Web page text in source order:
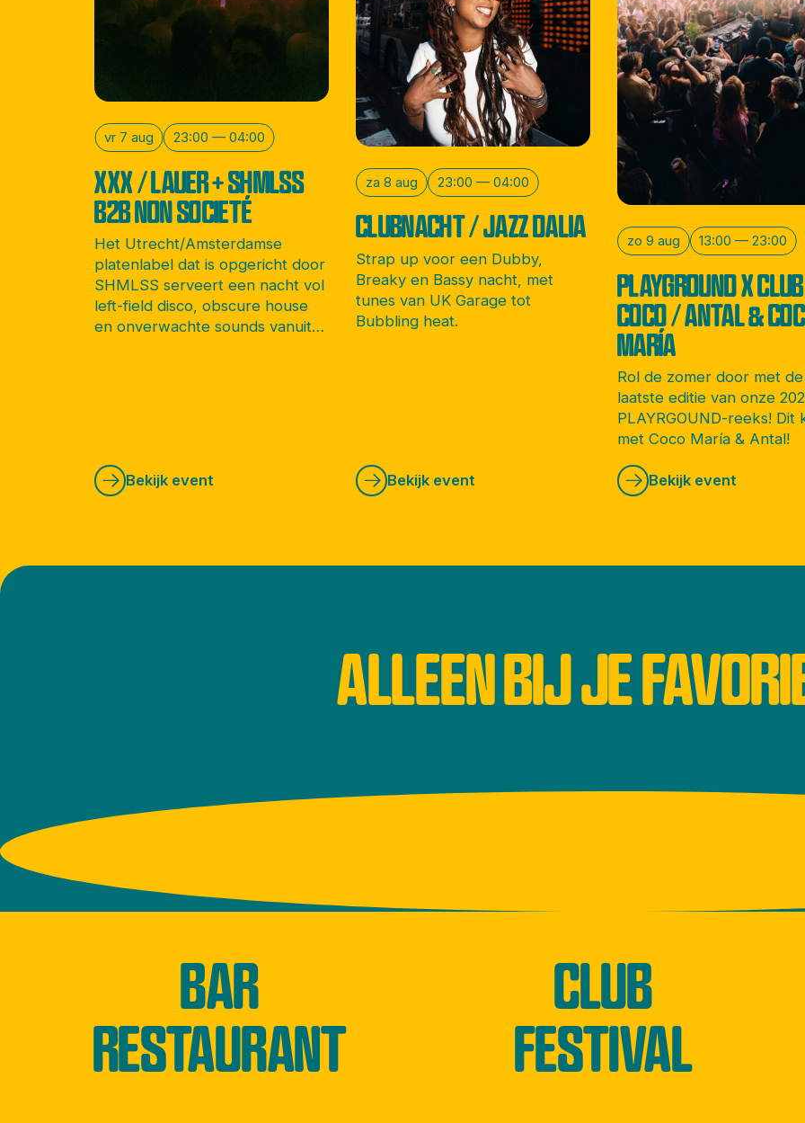
vr 7 aug 23:00 — 04:00
XXX / LAUER + SHMLSS
B2B NON SOCIETÉ
Het Utrecht/Amsterdamse
platenlabel dat is opgericht door
SHMLSS serveert een nacht vol
left-field disco, obscure house
en onverwachte sounds vanuit
Bekijk event
za 8 aug 23:00 — 04:00
CLUBNACHT / JAZZ DALIA
Strap up voor een Dubby,
Breaky en Bassy nacht, met
tunes van UK Garage tot
Bubbling heat.
Bekijk event
zo 9 aug 13:00 — 23:00
PLAYGROUND X CLUB
COCO / ANTAL &
MARÍA
Rol de zomer door met de
laatste editie van onze
PLAYRGOUND-reeks! Dit
met Coco María & Antal!
Bekijk event
ALLEEN BIJ JE
BAR
RESTAURANT
CLUB
FESTIVAL